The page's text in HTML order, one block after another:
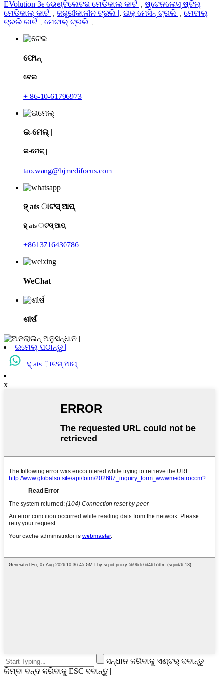
EVolution 3e ଭେଣ୍ଟିଲେଟର ମେଡିକାଲ କାର୍ଟ |, ଷ୍ଟେନଲେସ୍ ଷ୍ଟିଲ୍
ମେଡିକାଲ୍ କାର୍ଟ |, ଜରୁରୀକାଳୀନ ଟ୍ରଲି |, ଇକ୍ ମେସିନ୍ ଟ୍ରଲି |, ମେଟାଲ୍
ଟ୍ରଲି କାର୍ଟ |, ମେଟାଲ୍ ଟ୍ରଲି |,
ଫୋନ୍ |
ଟେଲ
+ 86-10-61796973
ଇ-ମେଲ୍ |
ଇ-ମେଲ୍ |
tao.wang@bjmedifocus.com
ହ୍ ats ାଟସ୍ ଆପ୍
ହ୍ ats ାଟସ୍ ଆପ୍
+8613716430786
WeChat
ଶୀର୍ଷ
ଇମେଲ୍ ପଠାନ୍ତୁ |
ହ୍ ats ାଟସ୍ ଆପ୍
x
ସନ୍ଧାନ କରିବାକୁ ଏଣ୍ଟର୍ ଦବାନ୍ତୁ
କିମ୍ବା ବନ୍ଦ କରିବାକୁ ESC ଦବାନ୍ତୁ |